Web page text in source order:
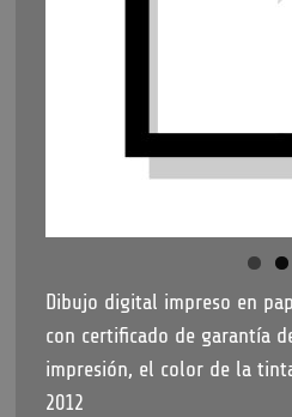
Dibujo digital impreso en
con certificado de garantía
impresión, el color de la
2012